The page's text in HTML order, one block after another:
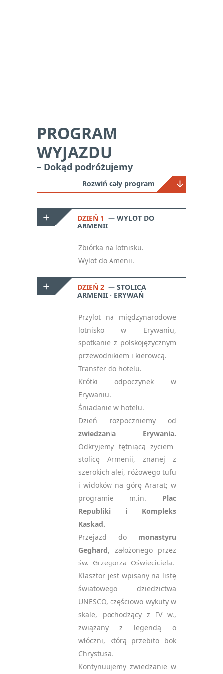
Gruzja stała się chrześcijańska w IV
wieku dzięki św. Nino. Liczne
klasztory i świątynie czynią oba
kraje wyjątkowymi miejscami
pielgrzymek.
PROGRAM
WYJAZDU
– Dokąd podróżujemy
Rozwiń cały program
DZIEŃ 1
WYLOT DO
ARMENII
Zbiórka na lotnisku.
Wylot do Amenii.
DZIEŃ 2
STOLICA
ARMENII - ERYWAŃ
Przylot na międzynarodowe
lotnisko w Erywaniu,
spotkanie z polskojęzycznym
przewodnikiem i kierowcą.
Transfer do hotelu.
Krótki odpoczynek w
Erywaniu.
Śniadanie w hotelu.
Dzień rozpoczniemy od
zwiedzania Erywania.
Odkryjemy tętniącą życiem
stolicę Armenii, znanej z
szerokich alei, różowego tufu
i widoków na górę Ararat; w
programie m.in. Plac
Republiki i Kompleks
Kaskad.
Przejazd do monastyru
Geghard, założonego przez
św. Grzegorza Oświeciciela.
Klasztor jest wpisany na listę
światowego dziedzictwa
UNESCO, częściowo wykuty w
skale, pochodzący z IV w.,
związany z legendą o
włóczni, którą przebito bok
Chrystusa.
Kontynuujemy zwiedzanie w